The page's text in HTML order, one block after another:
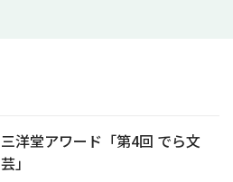
三洋堂アワード「第4回 でら文
芸」